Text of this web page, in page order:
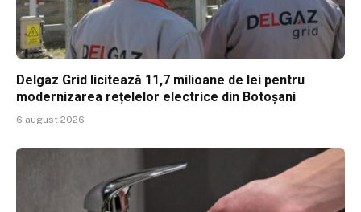
Delgaz Grid licitează 11,7 milioane de lei pentru
modernizarea rețelelor electrice din Botoșani
6 august 2026